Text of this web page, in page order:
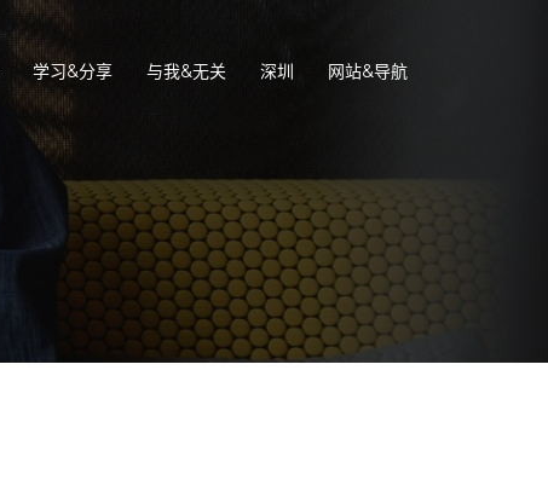
学习&分享 与我&无关 深圳 网站&导航